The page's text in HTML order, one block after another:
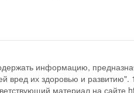
информацию,
их здоровью и развитию".
материал на